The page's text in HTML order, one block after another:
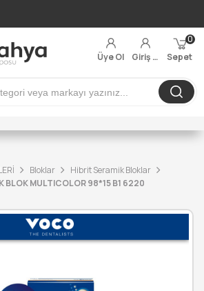
Üye Ol Giriş Yap Sepet
0
Bloklar
Hibrit Seramik Bloklar
BLOK MULTICOLOR 98*15 B1 6220